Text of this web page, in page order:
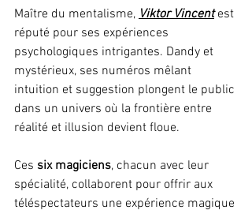
Maître du mentalisme, Viktor Vincent est
réputé pour ses expériences
psychologiques intrigantes. Dandy et
mystérieux, ses numéros mêlant
intuition et suggestion plongent le public
dans un univers où la frontière entre
réalité et illusion devient floue.
Ces six magiciens, chacun avec leur
spécialité, collaborent pour offrir aux
téléspectateurs une expérience magique